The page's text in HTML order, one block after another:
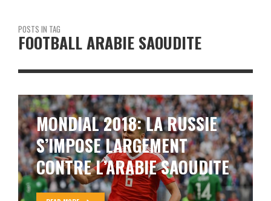
POSTS IN TAG
FOOTBALL ARABIE SAOUDITE
MONDIAL 2018: LA RUSSIE
S’IMPOSE LARGEMENT
CONTRE L’ARABIE SAOUDITE